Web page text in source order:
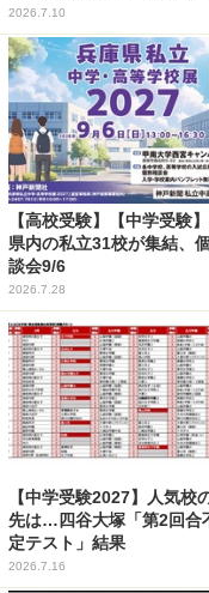
2026.7.10
【高校受験】【中学受験
県内の私立31校が集結、
談会9/6
2026.7.28
【中学受験2027】人気校
先は…四谷大塚「第2回合
定テスト」結果
2026.7.16